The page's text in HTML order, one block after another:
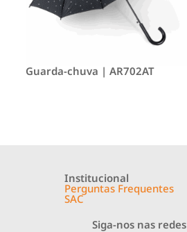
Guarda-chuva | AR702AT
Institucional
Perguntas Frequentes
SAC
Siga-nos nas redes